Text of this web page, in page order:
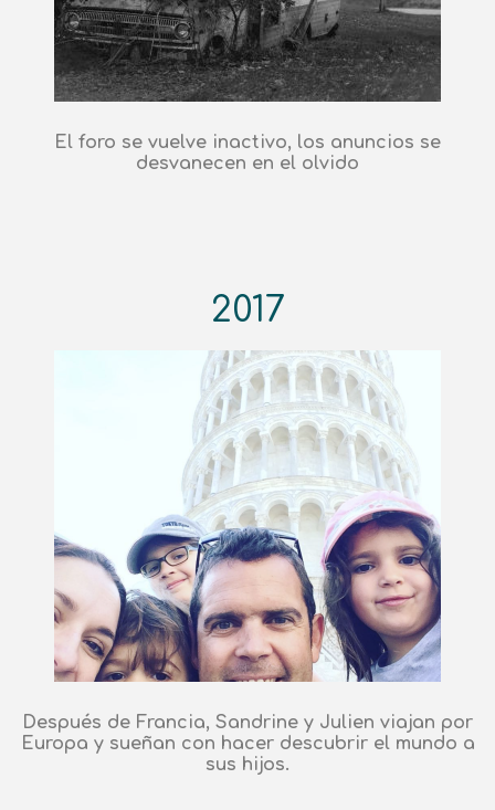
El foro se vuelve inactivo, los anuncios se
desvanecen en el olvido
2017
Después de Francia, Sandrine y Julien viajan por
Europa y sueñan con hacer descubrir el mundo a
sus hijos.